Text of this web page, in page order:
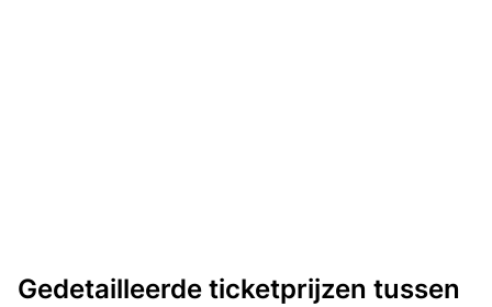
Gedetailleerde ticketprijzen tussen